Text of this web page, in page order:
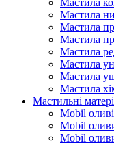
Мастила
Мастила
Мастила
Мастила
Мастила
Мастила
Мастила
Мастильні
Mobil
Mobil оливи
Mobil